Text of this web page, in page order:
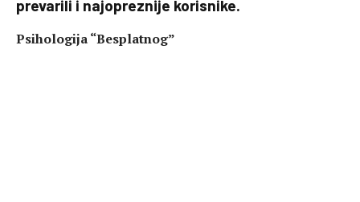
prevarili i najopreznije korisnike.
Psihologija “Besplatnog”